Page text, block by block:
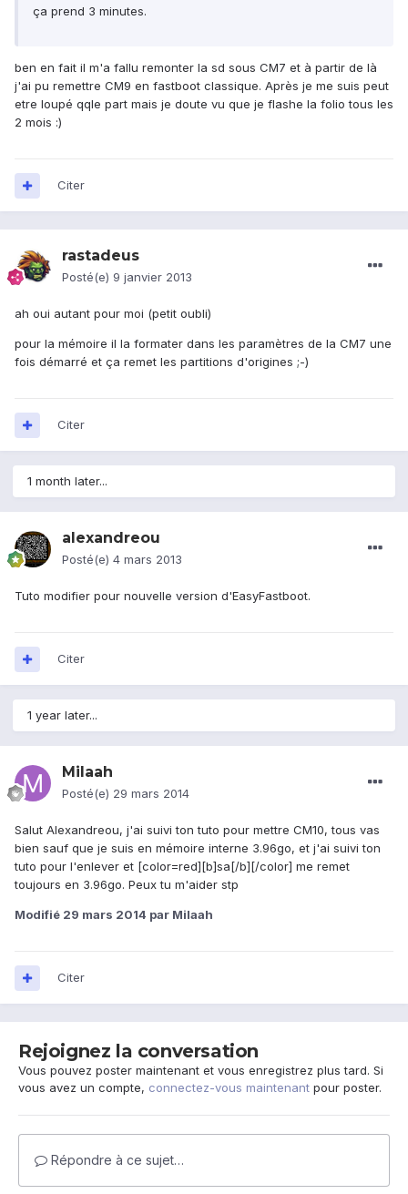
ça prend 3 minutes.
ben en fait il m'a fallu remonter la sd sous CM7 et à partir de là
j'ai pu remettre CM9 en fastboot classique. Après je me suis peut
etre loupé qqle part mais je doute vu que je flashe la folio tous les
2 mois :)
Citer
rastadeus
Posté(e) 9 janvier 2013
ah oui autant pour moi (petit oubli)
pour la mémoire il la formater dans les paramètres de la CM7 une
fois démarré et ça remet les partitions d'origines ;-)
Citer
1 month later...
alexandreou
Posté(e) 4 mars 2013
Tuto modifier pour nouvelle version d'EasyFastboot.
Citer
1 year later...
Milaah
Posté(e) 29 mars 2014
Salut Alexandreou, j'ai suivi ton tuto pour mettre CM10, tous vas
bien sauf que je suis en mémoire interne 3.96go, et j'ai suivi ton
tuto pour l'enlever et [color=red][b]sa[/b][/color] me remet
toujours en 3.96go. Peux tu m'aider stp
Modifié 29 mars 2014 par Milaah
Citer
Rejoignez la conversation
Vous pouvez poster maintenant et vous enregistrez plus tard. Si
vous avez un compte, connectez-vous maintenant pour poster.
Répondre à ce sujet…